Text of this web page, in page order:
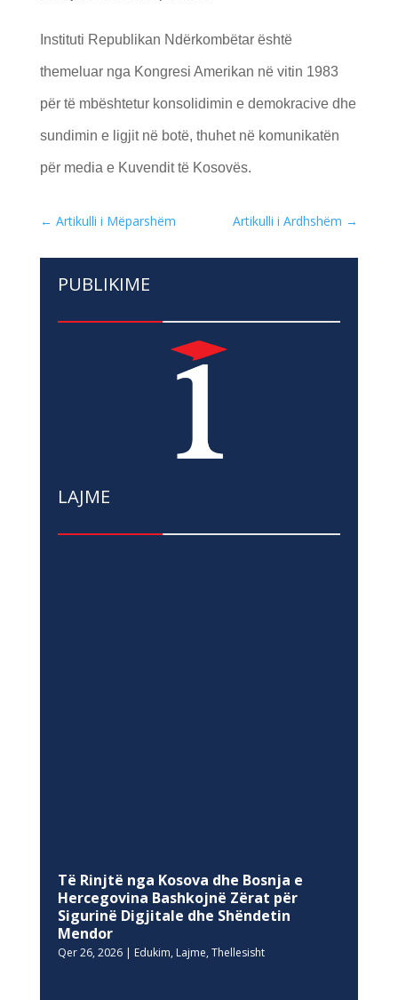
Instituti Republikan Ndërkombëtar është
themeluar nga Kongresi Amerikan në vitin 1983
për të mbështetur konsolidimin e demokracive dhe
sundimin e ligjit në botë, thuhet në komunikatën
për media e Kuvendit të Kosovës.
← Artikulli i Mëparshëm Artikulli i Ardhshëm →
PUBLIKIME
LAJME
Të Rinjtë nga Kosova dhe Bosnja e
Hercegovina Bashkojnë Zërat për
Sigurinë Digjitale dhe Shëndetin
Mendor
Qer 26, 2026| Edukim, Lajme, Thellesisht